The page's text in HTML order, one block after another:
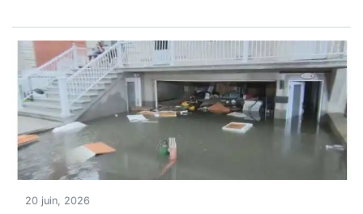
20 juin, 2026